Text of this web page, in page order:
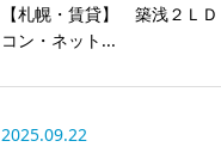
【札幌・賃貸】 築浅２Ｌ
コン・ネット...
2025.09.22